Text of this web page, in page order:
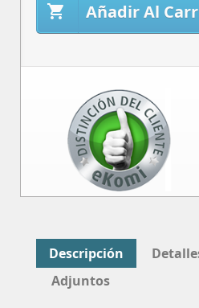
 Añadir Al
Descripción
Adjuntos